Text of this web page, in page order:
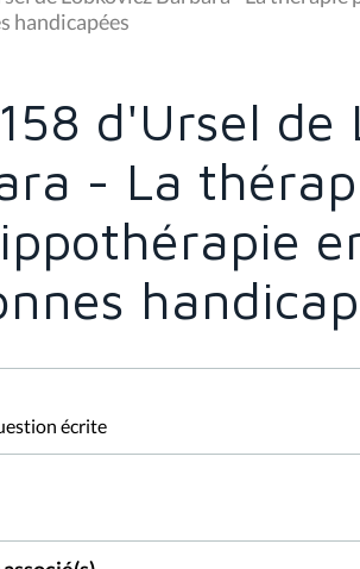
handicapées
d'Ursel de
- La
écrite